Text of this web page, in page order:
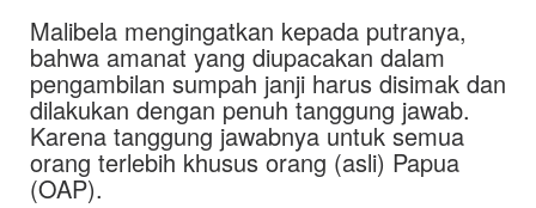
Malibela mengingatkan kepada putranya,
bahwa amanat yang diupacakan dalam
pengambilan sumpah janji harus disimak dan
dilakukan dengan penuh tanggung jawab.
Karena tanggung jawabnya untuk semua
orang terlebih khusus orang (asli) Papua
(OAP).